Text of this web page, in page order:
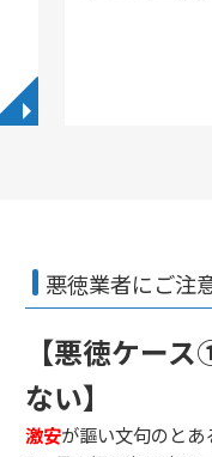
◥
悪徳業者にご注
【悪徳ケー
ない】
激安が謳い文句のとあ